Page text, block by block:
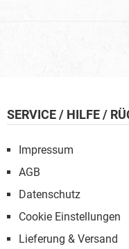
SERVICE / HILFE /
Impressum
AGB
Datenschutz
Cookie Einstellungen
Lieferung & Versand